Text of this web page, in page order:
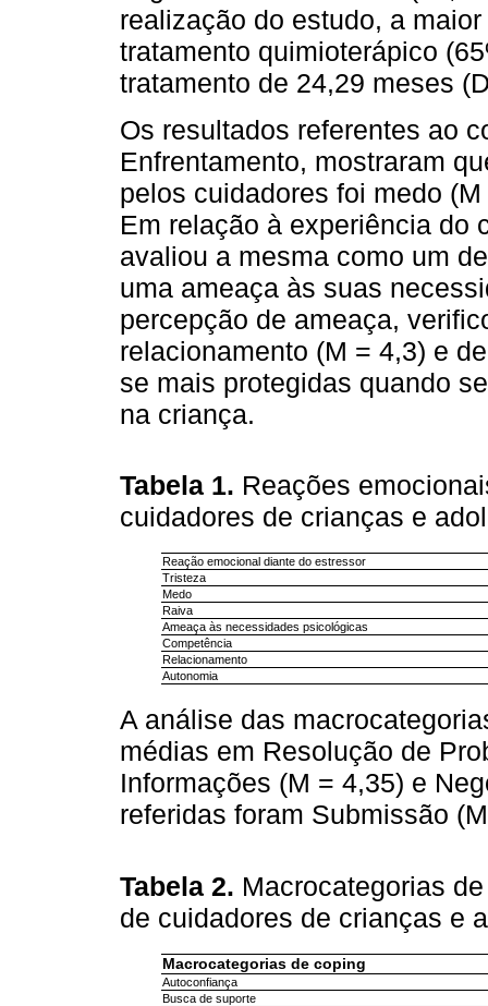
realização do estudo, a
tratamento quimioterápico
tratamento de 24,29 meses
Os resultados referentes ao
Enfrentamento, mostraram
pelos cuidadores foi medo
Em relação à experiência do
avaliou a mesma como um
uma ameaça às suas
percepção de ameaça,
relacionamento (M = 4,3) e
se mais protegidas quando
na criança.
Tabela 1. Reações
cuidadores de crianças e
Reação emocional diante do estressor
Tristeza
Medo
Raiva
Ameaça às necessidades psicológicas
Competência
Relacionamento
Autonomia
A análise das
médias em Resolução de
Informações (M = 4,35) e
referidas foram Submissão
Tabela 2. Macrocategorias
de cuidadores de crianças e
Macrocategorias de coping
Autoconfiança
Busca de suporte